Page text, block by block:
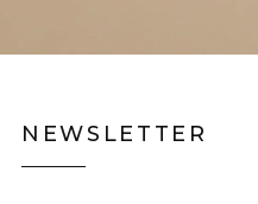
NEWSLETTER